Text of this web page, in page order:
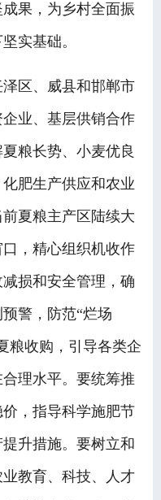
果，为乡村全面振
实基础。
区、威县和邯郸市
业、基层供销合作
粮长势、小麦优良
肥生产供应和农业
夏粮主产区陆续大
，精心组织机收作
损和安全管理，确
警，防范“烂场
粮收购，引导各类企
理水平。要统筹推
，指导科学施肥节
升措施。要树立和
教育、科技、人才